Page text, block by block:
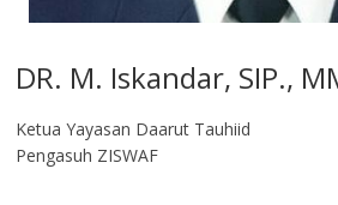
DR. M. Iskandar, SIP.,
Ketua Yayasan Daarut Tauhiid
Pengasuh ZISWAF